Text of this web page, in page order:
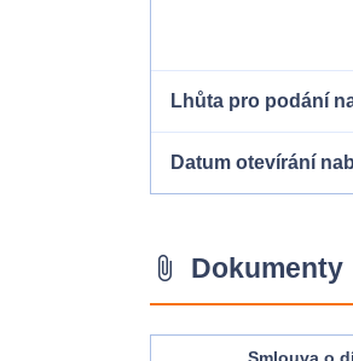
Lhůta pro podání
Datum otevírání
attach_file Dokumenty